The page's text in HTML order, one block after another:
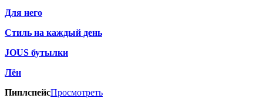
Для него
Стиль на каждый день
JOUS бутылки
Лён
ПиплспейсПросмотреть